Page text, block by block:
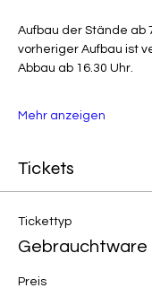
Aufbau der Stände ab
vorheriger Aufbau ist
Abbau ab 16.30 Uhr.
Mehr anzeigen
Tickets
Tickettyp
Gebrauchtware
Preis